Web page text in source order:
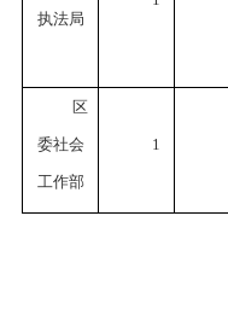
执法局
区
委社会
工作部
1